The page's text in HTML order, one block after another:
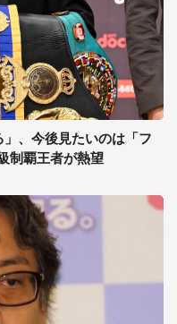
、今後見たいのは「フ
制覇王者が熱望